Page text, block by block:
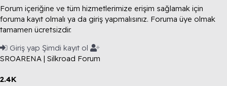
Forum içeriğine ve tüm hizmetlerimize erişim sağlamak için
foruma kayıt olmalı ya da giriş yapmalısınız. Foruma üye olmak
tamamen ücretsizdir.
Giriş yap Şimdi kayıt ol
SROARENA | Silkroad Forum
2.4K